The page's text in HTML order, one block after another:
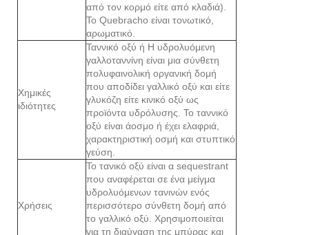
από τον κορμό είτε από κλαδιά).
Το Quebracho είναι τονωτικό,
αρωματικό.
Χημικές
ιδιότητες
Ταννικό οξύ ή Η υδρολυόμενη
γαλλοταννίνη είναι μια σύνθετη
πολυφαινολική οργανική δομή
που αποδίδει γαλλικό οξύ και είτε
γλυκόζη είτε κινικό οξύ ως
προϊόντα υδρόλυσης. Το ταννικό
οξύ είναι άοσμο ή έχει ελαφριά,
χαρακτηριστική οσμή και στυπτικό
γεύση.
Χρήσεις
Το τανικό οξύ είναι α sequestrant
που αναφέρεται σε ένα μείγμα
υδρολυόμενων τανινών ενός
περισσότερο σύνθετη δομή από
το γαλλικό οξύ. Χρησιμοποιείται
για τη διαύγαση της μπύρας και